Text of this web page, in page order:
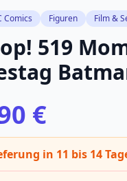
Comics Figuren Film &
519
€
in 11 bis 14